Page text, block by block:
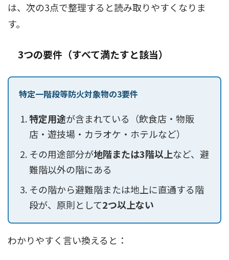
は、次の3点で整理すると読み取りやすくなりま
す。
3つの要件（すべて満たすと該当）
特定一階段等防火対象物の3要件
特定用途が含まれている（飲食店・物販
店・遊技場・カラオケ・ホテルなど）
その用途部分が地階または3階以上など、避
難階以外の階にある
その階から避難階または地上に直通する階
段が、原則として2つ以上ない
わかりやすく言い換えると：